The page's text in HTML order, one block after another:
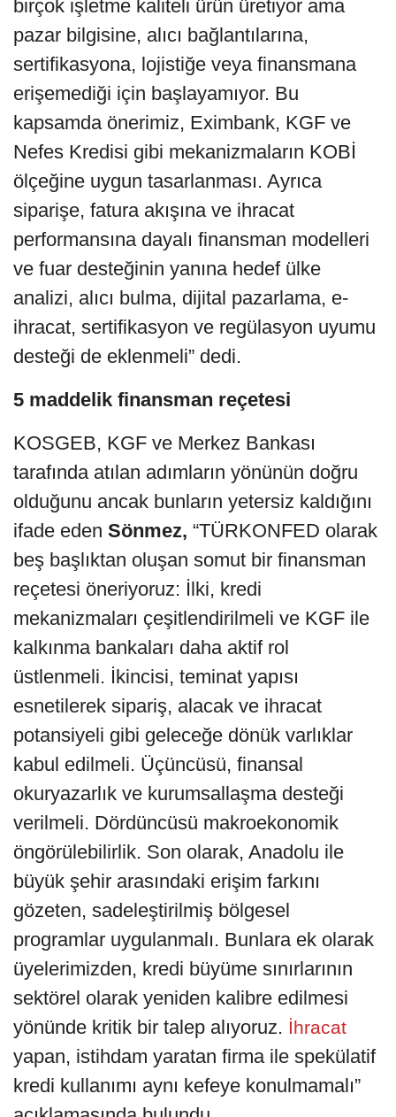
birçok işletme kaliteli ürün üretiyor ama
pazar bilgisine, alıcı bağlantılarına,
sertifikasyona, lojistiğe veya finansmana
erişemediği için başlayamıyor. Bu
kapsamda önerimiz, Eximbank, KGF ve
Nefes Kredisi gibi mekanizmaların KOBİ
ölçeğine uygun tasarlanması. Ayrıca
siparişe, fatura akışına ve ihracat
performansına dayalı finansman modelleri
ve fuar desteğinin yanına hedef ülke
analizi, alıcı bulma, dijital pazarlama, e-
ihracat, sertifikasyon ve regülasyon uyumu
desteği de eklenmeli” dedi.
5 maddelik finansman reçetesi
KOSGEB, KGF ve Merkez Bankası
tarafında atılan adımların yönünün doğru
olduğunu ancak bunların yetersiz kaldığını
ifade eden Sönmez, “TÜRKONFED olarak
beş başlıktan oluşan somut bir finansman
reçetesi öneriyoruz: İlki, kredi
mekanizmaları çeşitlendirilmeli ve KGF ile
kalkınma bankaları daha aktif rol
üstlenmeli. İkincisi, teminat yapısı
esnetilerek sipariş, alacak ve ihracat
potansiyeli gibi geleceğe dönük varlıklar
kabul edilmeli. Üçüncüsü, finansal
okuryazarlık ve kurumsallaşma desteği
verilmeli. Dördüncüsü makroekonomik
öngörülebilirlik. Son olarak, Anadolu ile
büyük şehir arasındaki erişim farkını
gözeten, sadeleştirilmiş bölgesel
programlar uygulanmalı. Bunlara ek olarak
üyelerimizden, kredi büyüme sınırlarının
sektörel olarak yeniden kalibre edilmesi
yönünde kritik bir talep alıyoruz. İhracat
yapan, istihdam yaratan firma ile spekülatif
kredi kullanımı aynı kefeye konulmamalı”